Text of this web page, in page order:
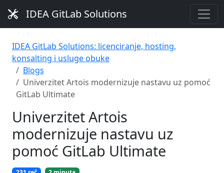
IDEA GitLab Solutions
IDEA GitLab Solutions: licenciranje, hosting,
konsalting i usluge obuke
Blogs
Univerzitet Artois modernizuje nastavu uz pomoć
GitLab Ultimate
Univerzitet Artois
modernizuje nastavu uz
pomoć GitLab Ultimate